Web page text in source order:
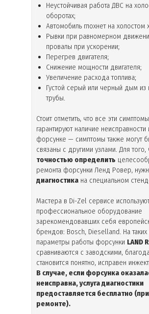
Неустойчивая работа ДВС на
оборотах;
Автомобиль глохнет на холостом
Рывки при равномерном
провалы при ускорении;
Перегрев двигателя;
Снижение мощности двигателя;
Увеличение расхода топлива;
Густой серый или черный дым из
трубы.
Стоит отметить, что все эти
гарантируют наличие
форсунке — симптомы также могут
связаны с другими узлами. Для того,
точностью определить
ремонта форсунки Ленд Ровер,
диагностика на специальном
Мастера в Di-Zel сервисе
профессиональное оборудование
зарекомендовавших себя
брендов: Bosch, Dieselland. На таких
параметры работы форсунки LAND
сравниваются с заводскими,
становится понятно, исправен
В случае, если форсунка
неисправна, услуга диагностики
предоставляется бесплатно (при
ремонте).